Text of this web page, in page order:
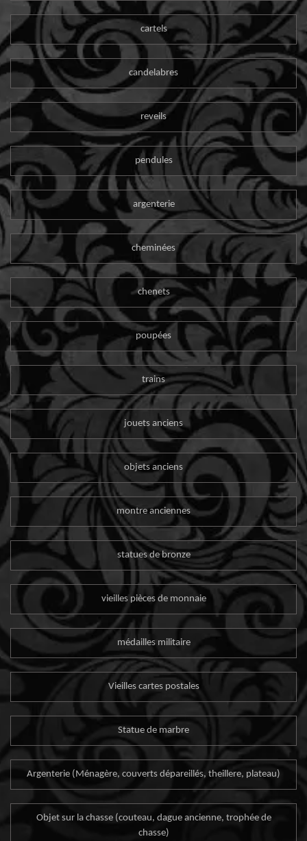
cartels
candelabres
reveils
pendules
argenterie
cheminées
chenets
poupées
trains
jouets anciens
objets anciens
montre anciennes
statues de bronze
vieilles pièces de monnaie
médailles militaire
Vieilles cartes postales
Statue de marbre
Argenterie (Ménagère, couverts dépareillés, theillere, plateau)
Objet sur la chasse (couteau, dague ancienne, trophée de
chasse)